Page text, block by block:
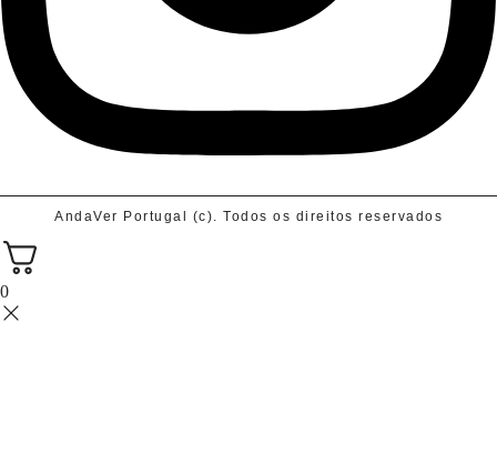
AndaVer Portugal (c). Todos os direitos reservados
0